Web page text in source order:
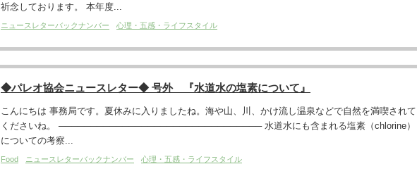
祈念しております。 本年度...
ニュースレターバックナンバー 心理・五感・ライフスタイル
◆パレオ協会ニュースレター◆ 号外 『水道水の塩素について』
こんにちは 事務局です。夏休みに入りましたね。海や山、川、かけ流し温泉などで自然を満喫されて
くださいね。 ──────────────────────────────── 水道水にも含まれる塩素（chlorine）
についての考察...
Food ニュースレターバックナンバー 心理・五感・ライフスタイル